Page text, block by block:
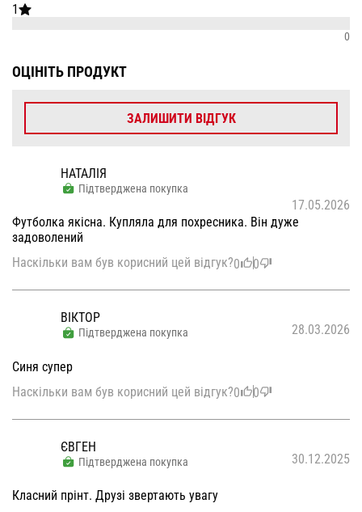
1
0
ОЦІНІТЬ ПРОДУКТ
ЗАЛИШИТИ ВІДГУК
НАТАЛІЯ
Підтверджена покупка
17.05.2026
Футболка якісна. Купляла для похресника. Він дуже
задоволений
Наскільки вам був корисний цей відгук?0 0
ВІКТОР
Підтверджена покупка 28.03.2026
Синя супер
Наскільки вам був корисний цей відгук?0 0
ЄВГЕН
Підтверджена покупка 30.12.2025
Класний прінт. Друзі звертають увагу